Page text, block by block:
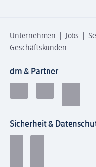
Unternehmen Jobs
Geschäftskunden
dm & Partner
Sicherheit &